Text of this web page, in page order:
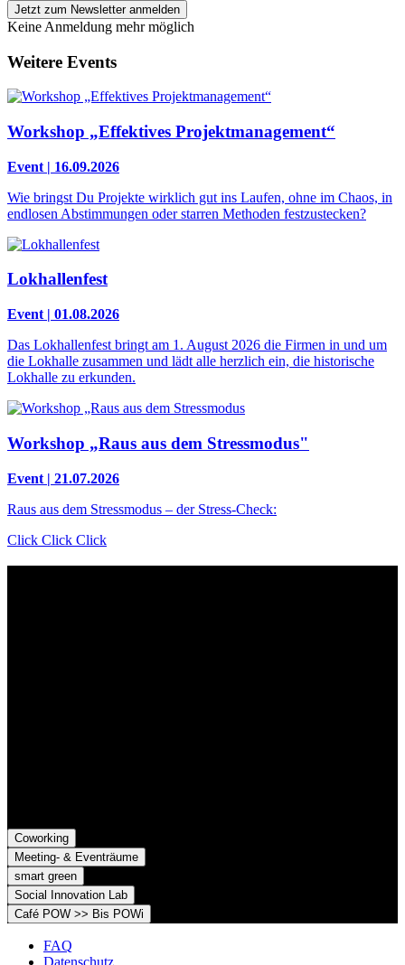
Jetzt zum Newsletter anmelden
Keine Anmeldung mehr möglich
Weitere Events
Workshop „Effektives Projektmanagement“
Event | 16.09.2026
Wie bringst Du Projekte wirklich gut ins Laufen, ohne im Chaos, in
endlosen Abstimmungen oder starren Methoden festzustecken?
Lokhallenfest
Event | 01.08.2026
Das Lokhallenfest bringt am 1. August 2026 die Firmen in und um
die Lokhalle zusammen und lädt alle herzlich ein, die historische
Lokhalle zu erkunden.
Workshop „Raus aus dem Stressmodus"
Event | 21.07.2026
Raus aus dem Stressmodus – der Stress-Check:
Click Click Click
Coworking
Meeting- & Eventräume
smart green
Social Innovation Lab
Café POW >> Bis POWi
FAQ